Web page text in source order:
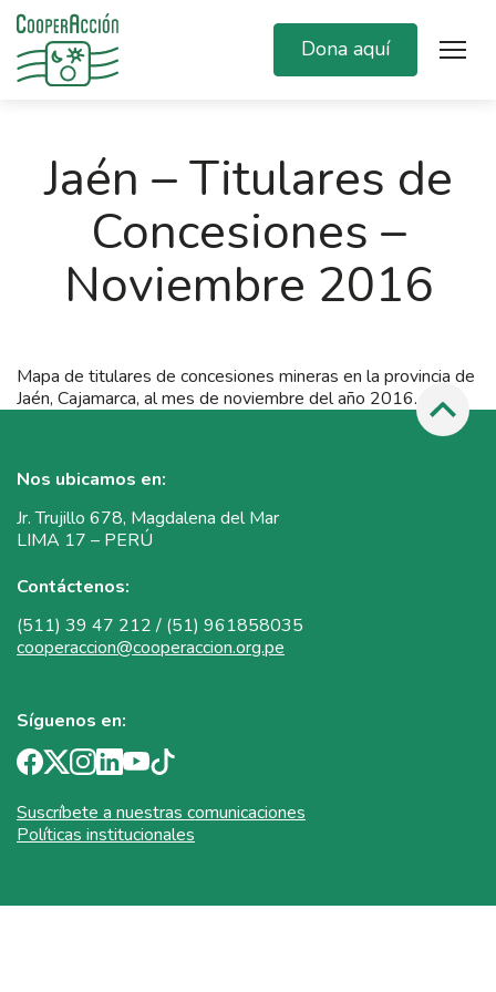
Dona aquí
Jaén – Titulares de
Concesiones –
Noviembre 2016
Mapa de titulares de concesiones mineras en la provincia de
Jaén, Cajamarca, al mes de noviembre del año 2016.
Nos ubicamos en:
Jr. Trujillo 678, Magdalena del Mar
LIMA 17 – PERÚ
Contáctenos:
(511) 39 47 212 / (51) 961858035
cooperaccion@cooperaccion.org.pe
Síguenos en:
Suscríbete a nuestras comunicaciones
Políticas institucionales